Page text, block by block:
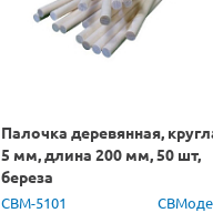
Палочка деревянная,
5 мм, длина 200 мм, 50 шт,
береза
CBM-5101